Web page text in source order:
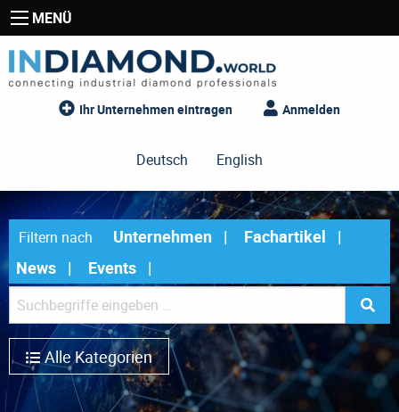
MENÜ
Ihr Unternehmen eintragen Anmelden
Deutsch English
Filtern nach Unternehmen
Fachartikel
News
Events
Alle Kategorien